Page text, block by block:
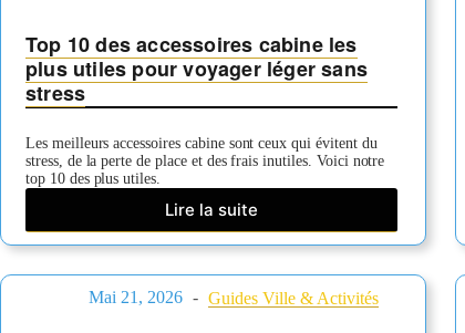
Top 10 des accessoires cabine les
plus utiles pour voyager léger sans
stress
Les meilleurs accessoires cabine sont ceux qui évitent du
stress, de la perte de place et des frais inutiles. Voici notre
top 10 des plus utiles.
Lire la suite
Top
10
accessoires
cabine
Mai 21, 2026 Guides Ville & Activités